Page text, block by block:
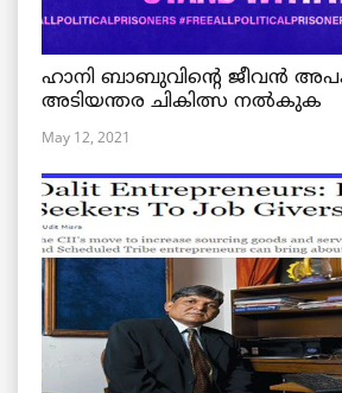
ഹാനി ബാബുവിന്റെ ജീവൻ
അടിയന്തര ചികിത്സ നൽകുക
May 12, 2021